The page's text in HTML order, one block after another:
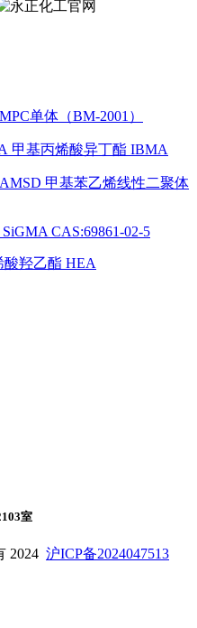
MPC单体（BM-2001）
甲基丙烯酸异丁酯 IBMA
甲基苯乙烯线性二聚体
SiGMA CAS:69861-02-5
酸羟乙酯 HEA
室
2024 沪ICP备2024047513